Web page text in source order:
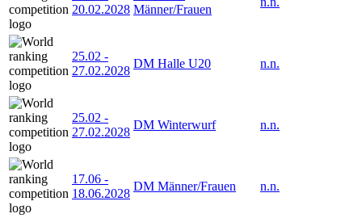
20.02.2028 Männer/Frauen
25.02 -
27.02.2028
DM Halle U20 n.n.
25.02 -
27.02.2028
DM Winterwurf n.n.
17.06 -
18.06.2028
DM Männer/Frauen n.n.